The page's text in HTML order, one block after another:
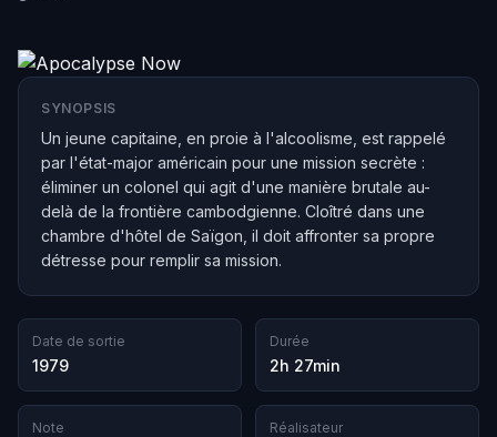
SYNOPSIS
Un jeune capitaine, en proie à l'alcoolisme, est rappelé
par l'état-major américain pour une mission secrète :
éliminer un colonel qui agit d'une manière brutale au-
delà de la frontière cambodgienne. Cloîtré dans une
chambre d'hôtel de Saïgon, il doit affronter sa propre
détresse pour remplir sa mission.
Date de sortie
1979
Durée
2h 27min
Note Réalisateur